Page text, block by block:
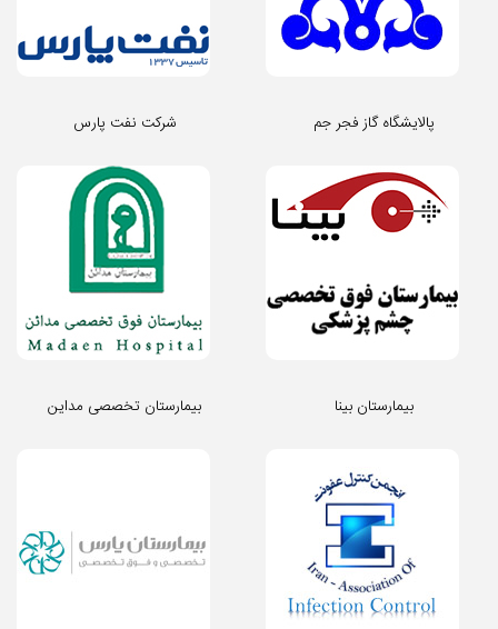
شرکت نفت پارس پالایشگاه گاز فجر جم
بیمارستان تخصصی مداین بیمارستان بینا